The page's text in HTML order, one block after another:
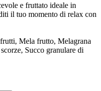
e fruttato ideale in
il tuo momento di relax con
Mela frutto, Melagrana
Succo granulare di